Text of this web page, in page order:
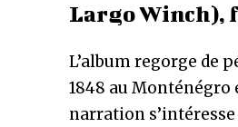
Largo Winch),
L’album regorge de
1848 au Monténégro
narration